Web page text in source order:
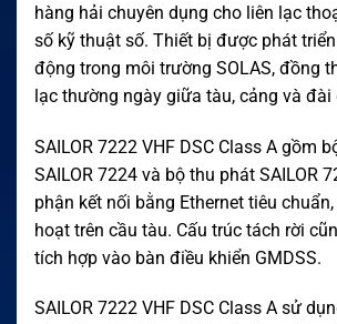
hàng hải chuyên dụng cho liên lạc
số kỹ thuật số. Thiết bị được phát
động trong môi trường SOLAS, đồng
lạc thường ngày giữa tàu, cảng và đài
SAILOR 7222 VHF DSC Class A gồm
SAILOR 7224 và bộ thu phát SAILOR
phận kết nối bằng Ethernet tiêu
hoạt trên cầu tàu. Cấu trúc tách rời
tích hợp vào bàn điều khiển GMDSS.
SAILOR 7222 VHF DSC Class A sử